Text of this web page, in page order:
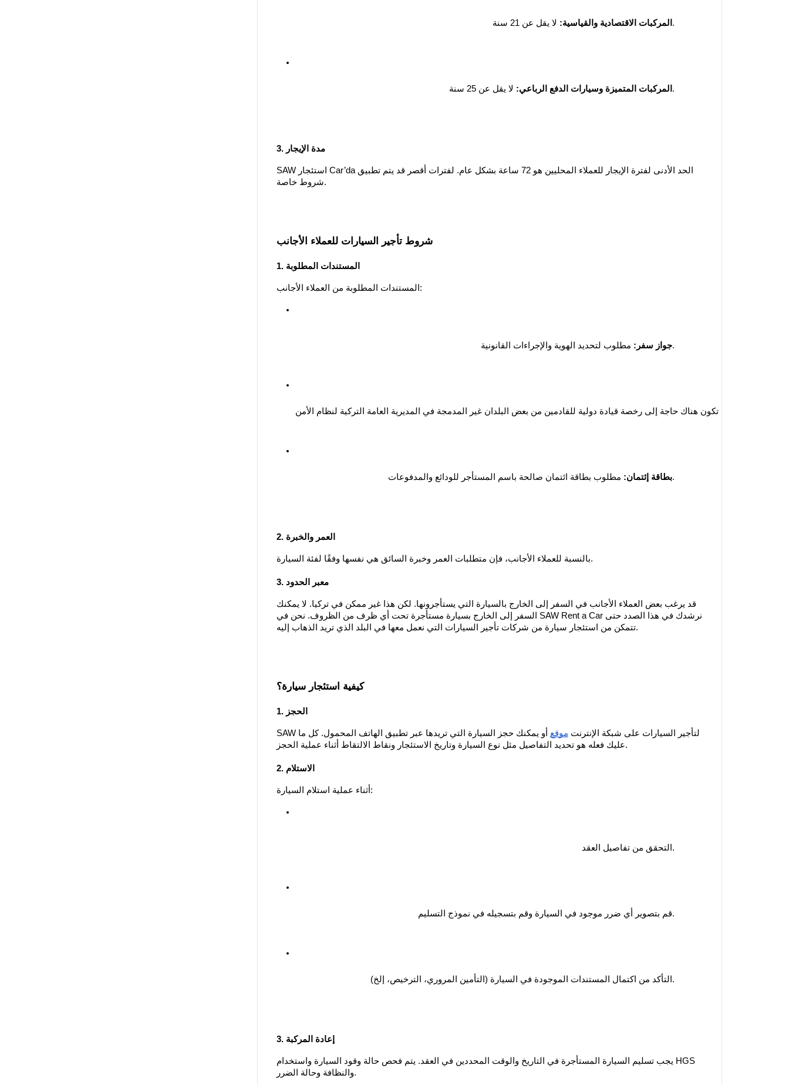
المركبات الاقتصادية والقياسية: لا يقل عن 21 سنة.
المركبات المتميزة وسيارات الدفع الرباعي: لا يقل عن 25 سنة.
3. مدة الإيجار
SAW استئجار Car’da الحد الأدنى لفترة الإيجار للعملاء المحليين هو 72 ساعة بشكل عام. لفترات أقصر قد يتم تطبيق
شروط خاصة.
شروط تأجير السيارات للعملاء الأجانب
1. المستندات المطلوبة
المستندات المطلوبة من العملاء الأجانب:
جواز سفر: مطلوب لتحديد الهوية والإجراءات القانونية.
بطاقة إئتمان: مطلوب بطاقة ائتمان صالحة باسم المستأجر للودائع والمدفوعات.
2. العمر والخبرة
بالنسبة للعملاء الأجانب، فإن متطلبات العمر وخبرة السائق هي نفسها وفقًا لفئة السيارة.
3. معبر الحدود
قد يرغب بعض العملاء الأجانب في السفر إلى الخارج بالسيارة التي يستأجرونها. لكن هذا غير ممكن في تركيا. لا يمكنك
السفر إلى الخارج بسيارة مستأجرة تحت أي ظرف من الظروف. نحن في SAW Rent a Car نرشدك في هذا الصدد حتى
تتمكن من استئجار سيارة من شركات تأجير السيارات التي نعمل معها في البلد الذي تريد الذهاب إليه.
كيفية استئجار سيارة؟
1. الحجز
SAW لتأجير السيارات على شبكة الإنترنت موقع أو يمكنك حجز السيارة التي تريدها عبر تطبيق الهاتف المحمول. كل ما
عليك فعله هو تحديد التفاصيل مثل نوع السيارة وتاريخ الاستئجار ونقاط الالتقاط أثناء عملية الحجز.
2. الاستلام
أثناء عملية استلام السيارة:
التحقق من تفاصيل العقد.
قم بتصوير أي ضرر موجود في السيارة وقم بتسجيله في نموذج التسليم.
التأكد من اكتمال المستندات الموجودة في السيارة (التأمين المروري، الترخيص، إلخ).
3. إعادة المركبة
يجب تسليم السيارة المستأجرة في التاريخ والوقت المحددين في العقد. يتم فحص حالة وقود السيارة واستخدام HGS
والنظافة وحالة الضرر.